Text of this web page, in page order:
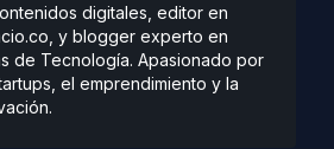
digitales, editor en
y blogger experto en
de Tecnología. Apasionado por
el emprendimiento y la